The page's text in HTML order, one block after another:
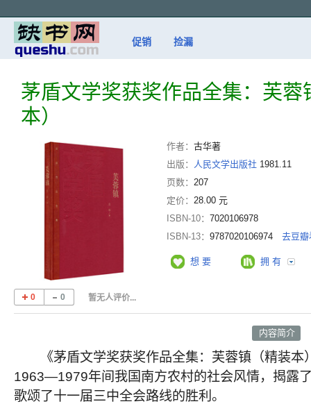
促销 捡漏
茅盾文学奖获奖作品全集：芙蓉
本）
作者： 古华著
出版： 人民文学出版社 1981.11
页数： 207
定价： 28.00 元
ISBN-10： 7020106978
ISBN-13： 9787020106974 去豆
想 要 拥 有
0 0 暂无人评价...
内容简介
《茅盾文学奖获奖作品全集：芙蓉镇（精装本
1963—1979年间我国南方农村的社会风情，揭露
歌颂了十一届三中全会路线的胜利。